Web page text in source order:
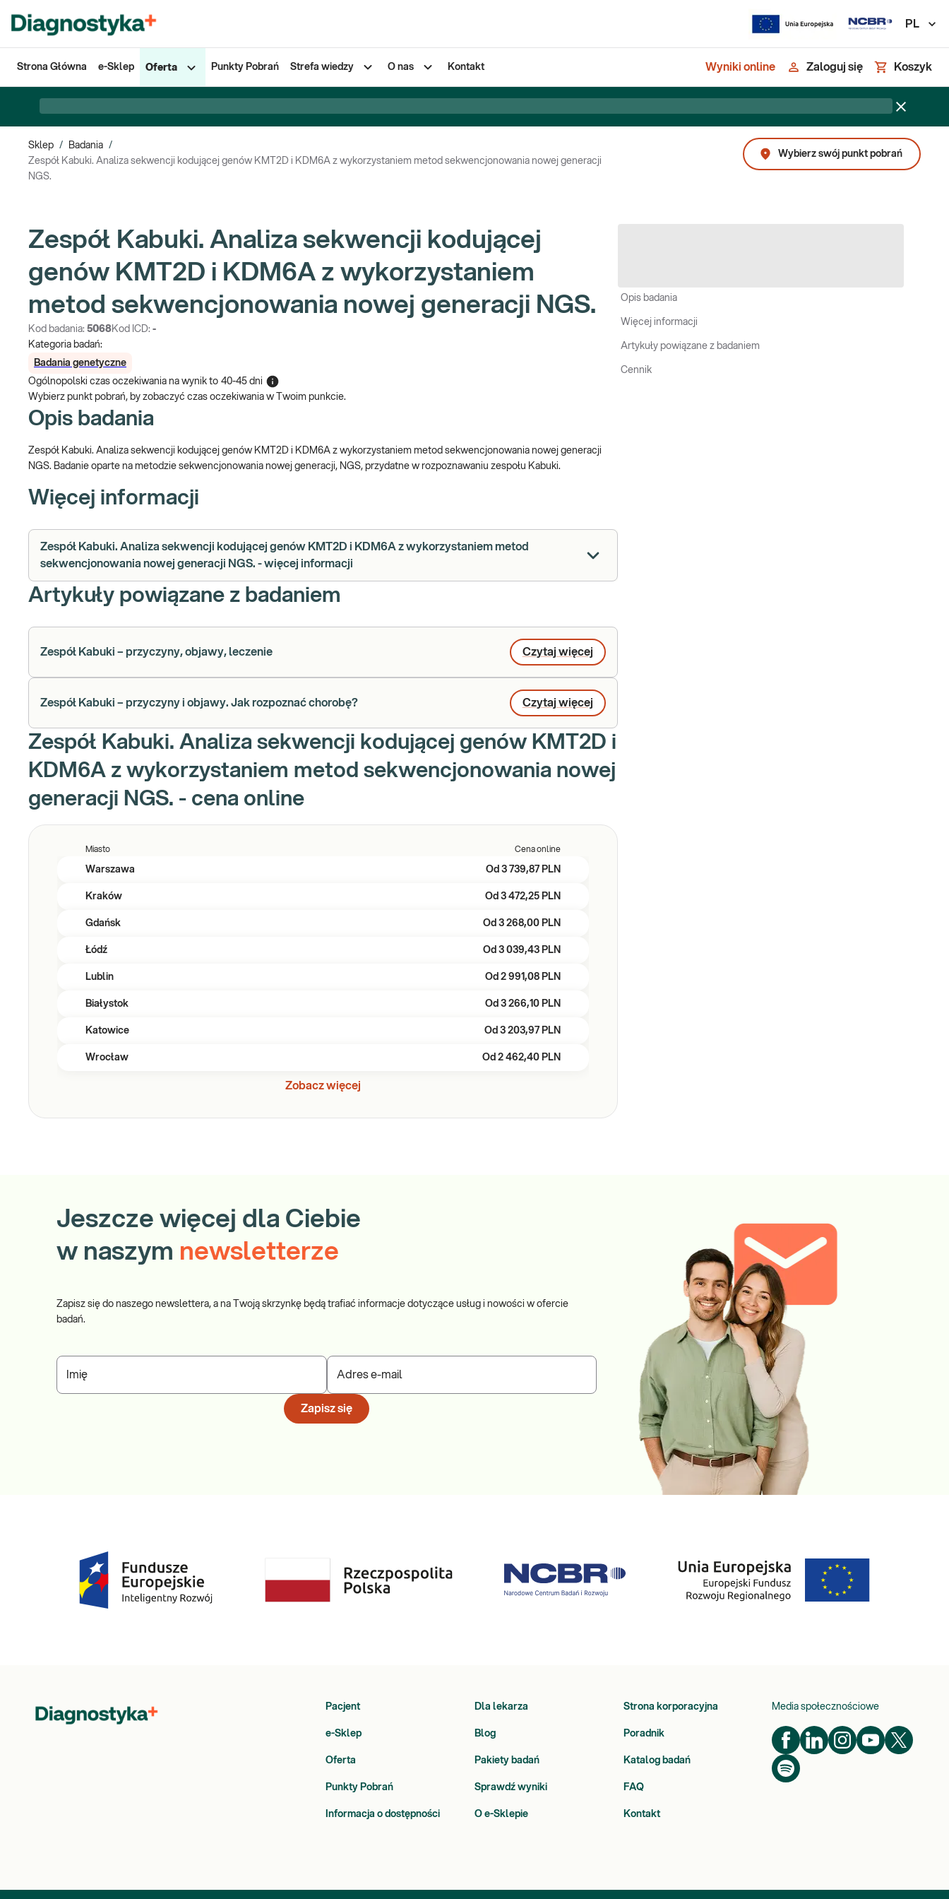
PL
Strona Główna e-Sklep Oferta Punkty Pobrań Strefa wiedzy O nas Kontakt Wyniki online Zaloguj się Koszyk
Sklep / Badania /
Zespół Kabuki. Analiza sekwencji kodującej genów KMT2D i KDM6A z wykorzystaniem metod sekwencjonowania nowej generacji
NGS.
Wybierz swój punkt pobrań
Zespół Kabuki. Analiza sekwencji kodującej
genów KMT2D i KDM6A z wykorzystaniem
metod sekwencjonowania nowej generacji NGS.
Kod badania: 5068Kod ICD: -
Kategoria badań:
Badania genetyczne
Ogólnopolski czas oczekiwania na wynik to 40-45 dni
Wybierz punkt pobrań, by zobaczyć czas oczekiwania w Twoim punkcie.
Opis badania
Zespół Kabuki. Analiza sekwencji kodującej genów KMT2D i KDM6A z wykorzystaniem metod sekwencjonowania nowej generacji
NGS. Badanie oparte na metodzie sekwencjonowania nowej generacji, NGS, przydatne w rozpoznawaniu zespołu Kabuki.
Więcej informacji
Zespół Kabuki. Analiza sekwencji kodującej genów KMT2D i KDM6A z wykorzystaniem metod
sekwencjonowania nowej generacji NGS. - więcej informacji
Artykuły powiązane z badaniem
Zespół Kabuki – przyczyny, objawy, leczenie Czytaj więcej
Zespół Kabuki – przyczyny i objawy. Jak rozpoznać chorobę? Czytaj więcej
Zespół Kabuki. Analiza sekwencji kodującej genów KMT2D i
KDM6A z wykorzystaniem metod sekwencjonowania nowej
generacji NGS. - cena online
Miasto Cena online
Warszawa Od 3 739,87 PLN
Kraków Od 3 472,25 PLN
Gdańsk Od 3 268,00 PLN
Łódź Od 3 039,43 PLN
Lublin Od 2 991,08 PLN
Białystok Od 3 266,10 PLN
Katowice Od 3 203,97 PLN
Wrocław Od 2 462,40 PLN
Zobacz więcej
Opis badania
Więcej informacji
Artykuły powiązane z badaniem
Cennik
Jeszcze więcej dla Ciebie
w naszym newsletterze
Zapisz się do naszego newslettera, a na Twoją skrzynkę będą trafiać informacje dotyczące usług i nowości w ofercie
badań.
Imię Adres e-mail
Zapisz się
Pacjent Dla lekarza Strona korporacyjna
e-Sklep Blog Poradnik
Oferta Pakiety badań Katalog badań
Punkty Pobrań Sprawdź wyniki FAQ
Informacja o dostępności O e-Sklepie Kontakt
Media społecznościowe